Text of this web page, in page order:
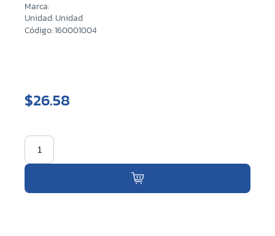
Marca:
Unidad: Unidad
Código: 160001004
$26.58